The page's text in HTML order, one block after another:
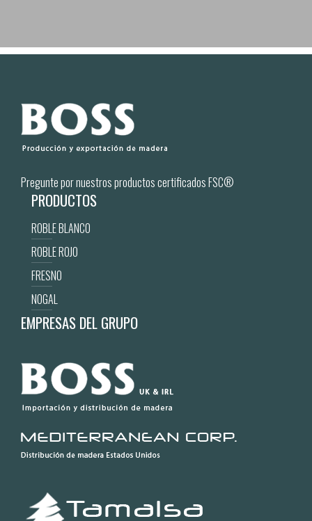
Pregunte por nuestros productos certificados FSC®
PRODUCTOS
ROBLE BLANCO
ROBLE ROJO
FRESNO
NOGAL
EMPRESAS DEL GRUPO